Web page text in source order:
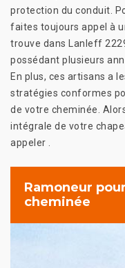
protection du conduit.
faites toujours appel à
trouve dans Lanleff
possédant plusieurs
En plus, ces artisans a
stratégies conformes
de votre cheminée.
intégrale de votre
appeler .
Ramoneur
cheminée